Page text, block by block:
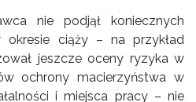
nie podjął koniecznych
ciąży – na przykład
jeszcze oceny ryzyka w
ochrony macierzyństwa w
i miejsca pracy – nie